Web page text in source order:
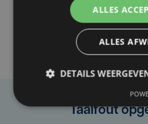
Taalfout
ALLES
ALLES
DETAILS